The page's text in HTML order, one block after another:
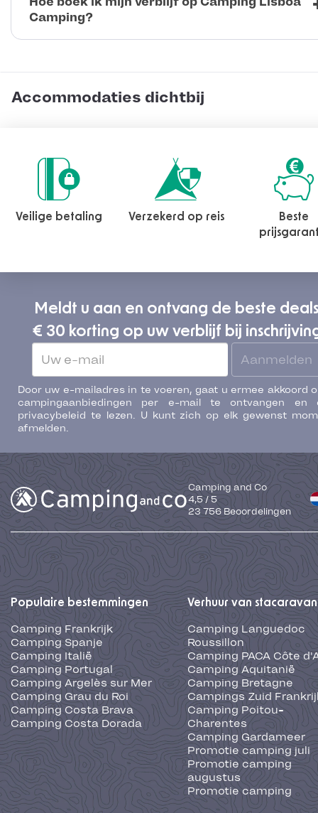
Camping?
Accommodaties dichtbij
Veilige betaling Verzekerd op reis
Beste
Meldt u aan en ontvang de beste deals
€ 30 korting op uw verblijf bij
Aanmelden
Door uw e-mailadres in te voeren, gaat u ermee akkoord
campingaanbiedingen per e-mail te ontvangen en
privacybeleid te lezen. U kunt zich op elk gewenst
afmelden.
Camping and Co
4,5/5
23 756Beoordelingen
Populaire bestemmingen
Camping Frankrijk
Camping Spanje
Camping Italië
Camping Portugal
Camping Argelès sur Mer
Camping Grau du Roi
Camping Costa Brava
Camping Costa Dorada
Verhuur van
Camping Languedoc
Roussillon
Camping PACA Côte
Camping Aquitanië
Camping Bretagne
Campings Zuid
Camping Poitou-
Charentes
Camping Gardameer
Promotie camping juli
Promotie camping
augustus
Promotie camping